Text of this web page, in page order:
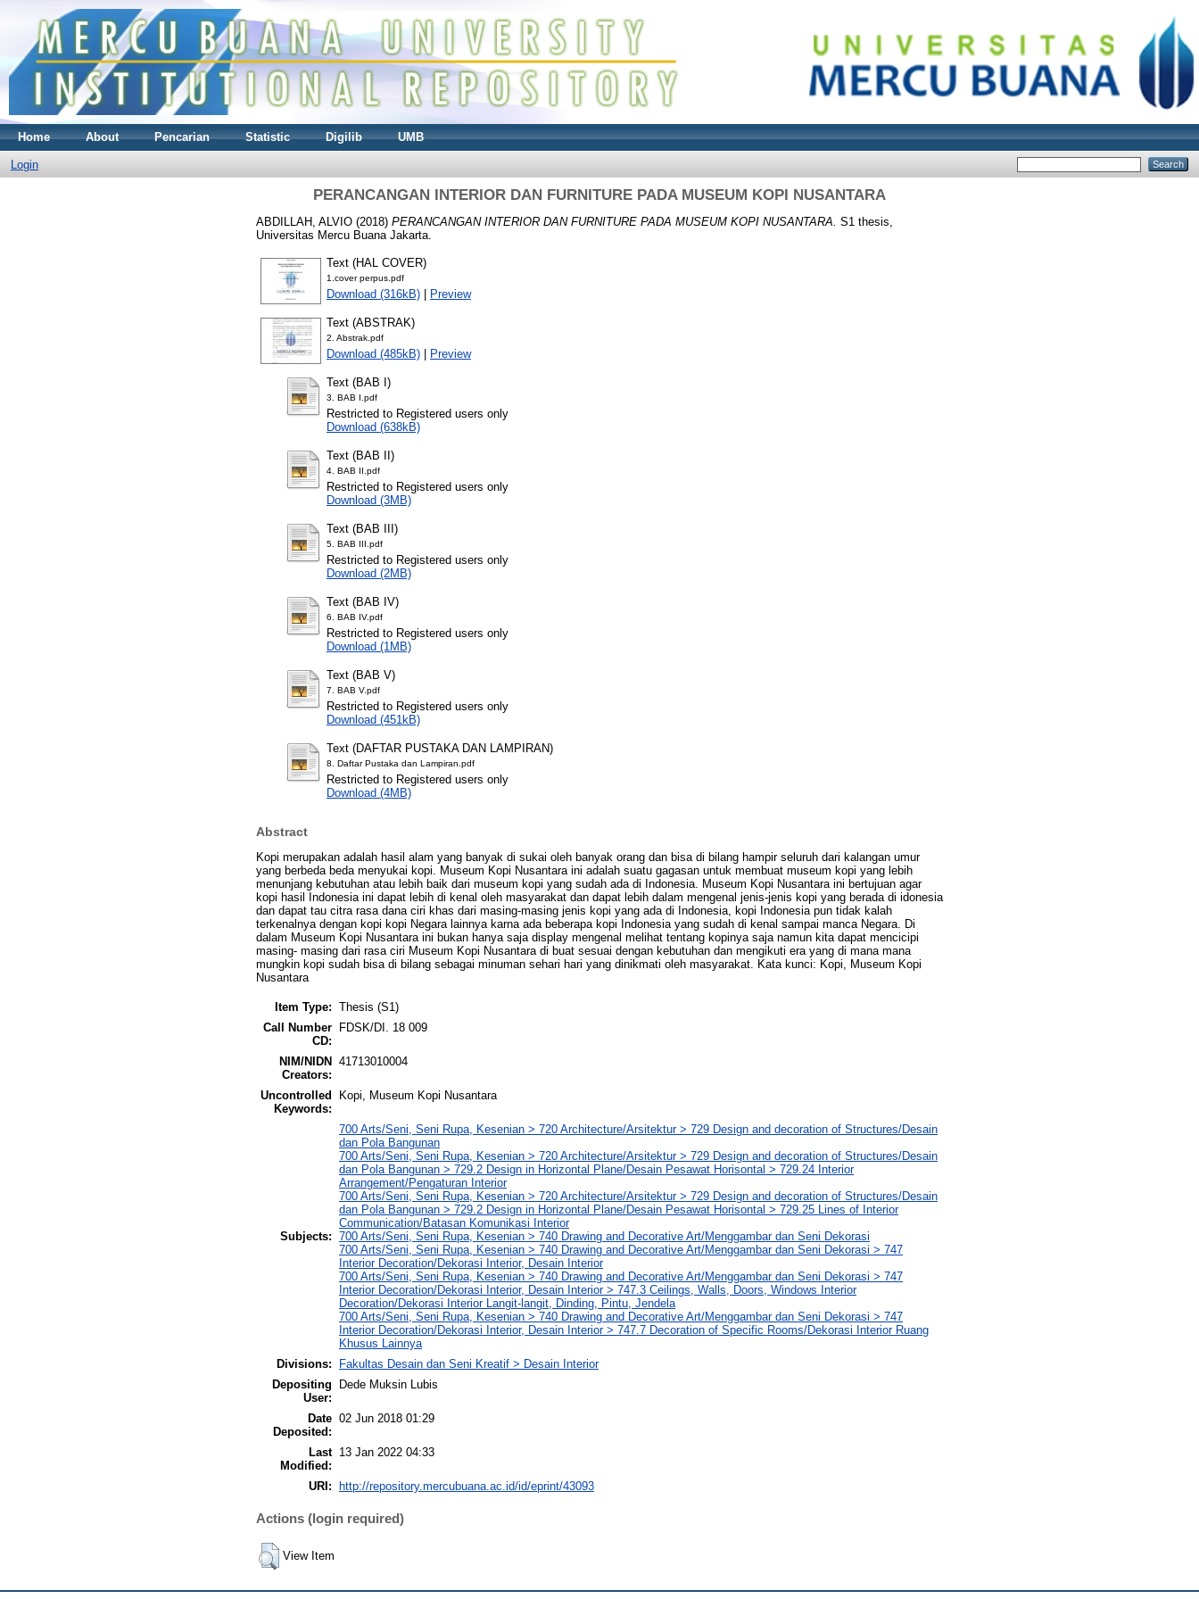
Home About Pencarian Statistic Digilib UMB
Login
PERANCANGAN INTERIOR DAN FURNITURE PADA MUSEUM KOPI NUSANTARA
ABDILLAH, ALVIO (2018) PERANCANGAN INTERIOR DAN FURNITURE PADA MUSEUM KOPI NUSANTARA. S1 thesis,
Universitas Mercu Buana Jakarta.
Text (HAL COVER)
1.cover perpus.pdf
Download (316kB) Preview
Text (ABSTRAK)
2. Abstrak.pdf
Download (485kB) Preview
Text (BAB I)
3. BAB I.pdf
Restricted to Registered users only
Download (638kB)
Text (BAB II)
4. BAB II.pdf
Restricted to Registered users only
Download (3MB)
Text (BAB III)
5. BAB III.pdf
Restricted to Registered users only
Download (2MB)
Text (BAB IV)
6. BAB IV.pdf
Restricted to Registered users only
Download (1MB)
Text (BAB V)
7. BAB V.pdf
Restricted to Registered users only
Download (451kB)
Text (DAFTAR PUSTAKA DAN LAMPIRAN)
8. Daftar Pustaka dan Lampiran.pdf
Restricted to Registered users only
Download (4MB)
Abstract
Kopi merupakan adalah hasil alam yang banyak di sukai oleh banyak orang dan bisa di bilang hampir seluruh dari kalangan umur
yang berbeda beda menyukai kopi. Museum Kopi Nusantara ini adalah suatu gagasan untuk membuat museum kopi yang lebih
menunjang kebutuhan atau lebih baik dari museum kopi yang sudah ada di Indonesia. Museum Kopi Nusantara ini bertujuan agar
kopi hasil Indonesia ini dapat lebih di kenal oleh masyarakat dan dapat lebih dalam mengenal jenis-jenis kopi yang berada di idonesia
dan dapat tau citra rasa dana ciri khas dari masing-masing jenis kopi yang ada di Indonesia, kopi Indonesia pun tidak kalah
terkenalnya dengan kopi kopi Negara lainnya karna ada beberapa kopi Indonesia yang sudah di kenal sampai manca Negara. Di
dalam Museum Kopi Nusantara ini bukan hanya saja display mengenal melihat tentang kopinya saja namun kita dapat mencicipi
masing- masing dari rasa ciri Museum Kopi Nusantara di buat sesuai dengan kebutuhan dan mengikuti era yang di mana mana
mungkin kopi sudah bisa di bilang sebagai minuman sehari hari yang dinikmati oleh masyarakat. Kata kunci: Kopi, Museum Kopi
Nusantara
Item Type: Thesis (S1)
Call Number
CD:
FDSK/DI. 18 009
NIM/NIDN
Creators:
41713010004
Uncontrolled
Keywords:
Kopi, Museum Kopi Nusantara
Subjects:
700 Arts/Seni, Seni Rupa, Kesenian > 720 Architecture/Arsitektur > 729 Design and decoration of Structures/Desain
dan Pola Bangunan
700 Arts/Seni, Seni Rupa, Kesenian > 720 Architecture/Arsitektur > 729 Design and decoration of Structures/Desain
dan Pola Bangunan > 729.2 Design in Horizontal Plane/Desain Pesawat Horisontal > 729.24 Interior
Arrangement/Pengaturan Interior
700 Arts/Seni, Seni Rupa, Kesenian > 720 Architecture/Arsitektur > 729 Design and decoration of Structures/Desain
dan Pola Bangunan > 729.2 Design in Horizontal Plane/Desain Pesawat Horisontal > 729.25 Lines of Interior
Communication/Batasan Komunikasi Interior
700 Arts/Seni, Seni Rupa, Kesenian > 740 Drawing and Decorative Art/Menggambar dan Seni Dekorasi
700 Arts/Seni, Seni Rupa, Kesenian > 740 Drawing and Decorative Art/Menggambar dan Seni Dekorasi > 747
Interior Decoration/Dekorasi Interior, Desain Interior
700 Arts/Seni, Seni Rupa, Kesenian > 740 Drawing and Decorative Art/Menggambar dan Seni Dekorasi > 747
Interior Decoration/Dekorasi Interior, Desain Interior > 747.3 Ceilings, Walls, Doors, Windows Interior
Decoration/Dekorasi Interior Langit-langit, Dinding, Pintu, Jendela
700 Arts/Seni, Seni Rupa, Kesenian > 740 Drawing and Decorative Art/Menggambar dan Seni Dekorasi > 747
Interior Decoration/Dekorasi Interior, Desain Interior > 747.7 Decoration of Specific Rooms/Dekorasi Interior Ruang
Khusus Lainnya
Divisions:
Fakultas Desain dan Seni Kreatif > Desain Interior
Depositing
User:
Dede Muksin Lubis
Date
Deposited:
02 Jun 2018 01:29
Last
Modified:
13 Jan 2022 04:33
URI: http://repository.mercubuana.ac.id/id/eprint/43093
Actions (login required)
View Item